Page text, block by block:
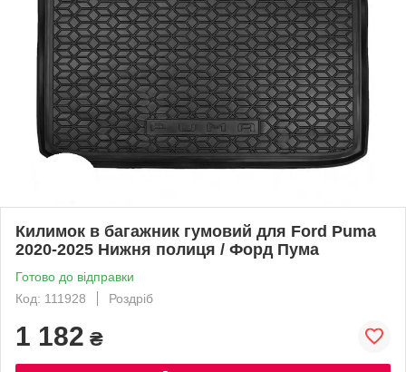
Килимок в багажник гумовий для Ford Puma
2020-2025 Нижня полиця / Форд Пума
Готово до відправки
Код: 111928
Роздріб
1 182 ₴